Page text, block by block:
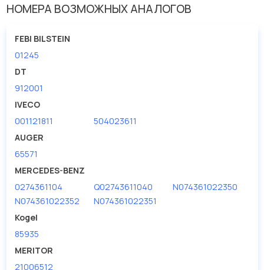
НОМЕРА ВОЗМОЖНЫХ АНАЛОГОВ
FEBI BILSTEIN
01245
DT
912001
IVECO
001121811
504023611
AUGER
65571
MERCEDES-BENZ
0274361104
Q02743611040
N074361022350
N074361022352
N074361022351
Kogel
85935
MERITOR
21006512